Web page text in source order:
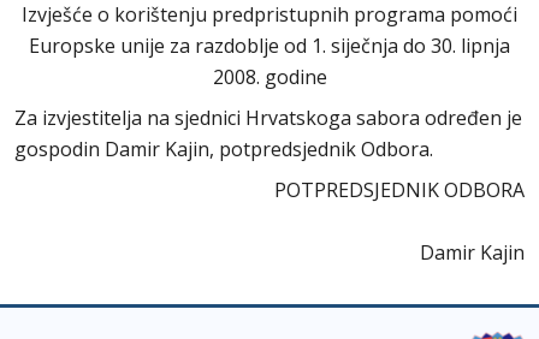
Izvješće o korištenju predpristupnih programa pomoći
Europske unije za razdoblje od 1. siječnja do 30. lipnja
2008. godine
Za izvjestitelja na sjednici Hrvatskoga sabora određen je
gospodin Damir Kajin, potpredsjednik Odbora.
POTPREDSJEDNIK ODBORA
Damir Kajin